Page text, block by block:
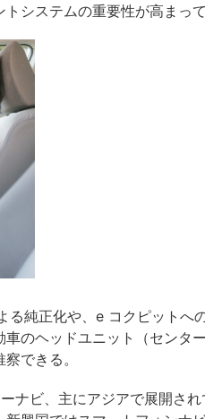
システムの重要性が高まっ
純正化や、e コクピットへ
のヘッドユニット（センタ
できる。
ナビ、主にアジアで展開さ